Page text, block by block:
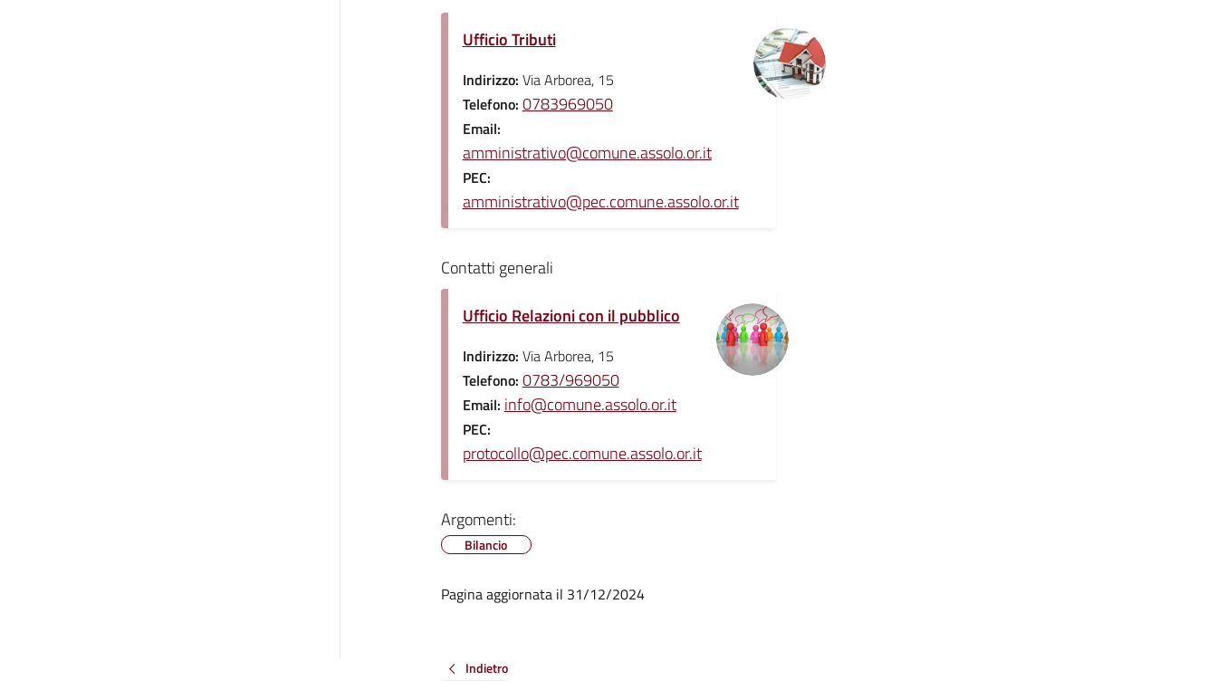
Ufficio Tributi
Indirizzo: Via Arborea, 15
Telefono: 0783969050
Email:
amministrativo@comune.assolo.or.it
PEC:
amministrativo@pec.comune.assolo.or.it
Contatti generali
Ufficio Relazioni con il pubblico
Indirizzo: Via Arborea, 15
Telefono: 0783/969050
Email: info@comune.assolo.or.it
PEC:
protocollo@pec.comune.assolo.or.it
Argomenti:
Bilancio
Pagina aggiornata il 31/12/2024
Indietro